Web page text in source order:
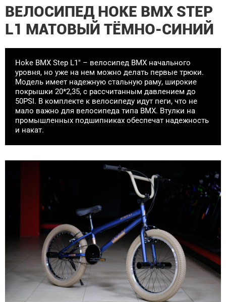
ВЕЛОСИПЕД HOKE BMX STEP
L1 МАТОВЫЙ ТЁМНО-СИНИЙ
Hoke BMX Step L1" – велосипед BMX начального
уровня, но уже на нем можно делать первые трюки.
Модель имеет надежную стальную раму, широкие
покрышки 20*2,35, c рассчитанным давлением до
50PSI. В комплекте к велосипеду идут пеги, что не
мало важно для велосипеда типа BMX. Втулки на
промышленных подшипниках обеспечат надежность
и накат.